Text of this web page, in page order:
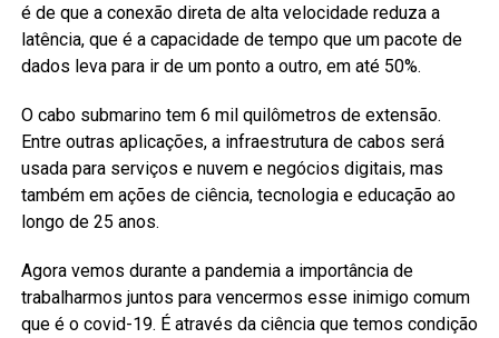
é de que a conexão direta de alta velocidade reduza a
latência, que é a capacidade de tempo que um pacote de
dados leva para ir de um ponto a outro, em até 50%.
O cabo submarino tem 6 mil quilômetros de extensão.
Entre outras aplicações, a infraestrutura de cabos será
usada para serviços e nuvem e negócios digitais, mas
também em ações de ciência, tecnologia e educação ao
longo de 25 anos.
Agora vemos durante a pandemia a importância de
trabalharmos juntos para vencermos esse inimigo comum
que é o covid-19. É através da ciência que temos condição